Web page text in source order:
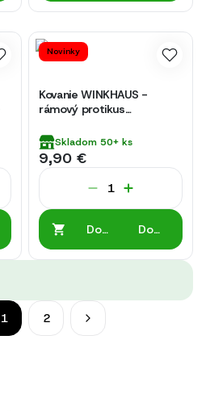
Novinky
Kovanie WINKHAUS -
rámový protikus
Skladom 50+ ks
9,90 €
Do
Do
1 2